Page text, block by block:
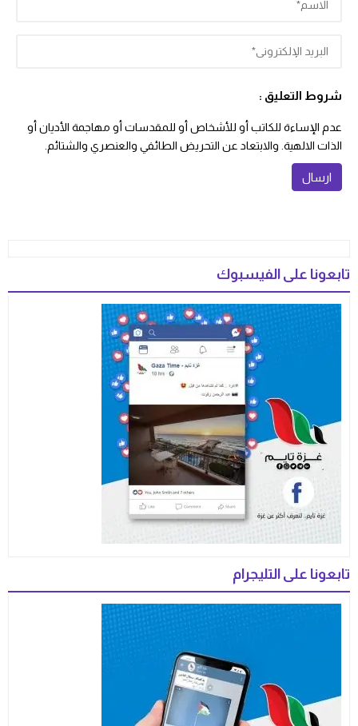
شروط التعليق :
عدم الإساءة للكاتب أو للأشخاص أو للمقدسات أو مهاجمة الأديان أو
الذات الالهية. والابتعاد عن التحريض الطائفي والعنصري والشتائم.
تابعونا على الفيسبوك
تابعونا على التليجرام